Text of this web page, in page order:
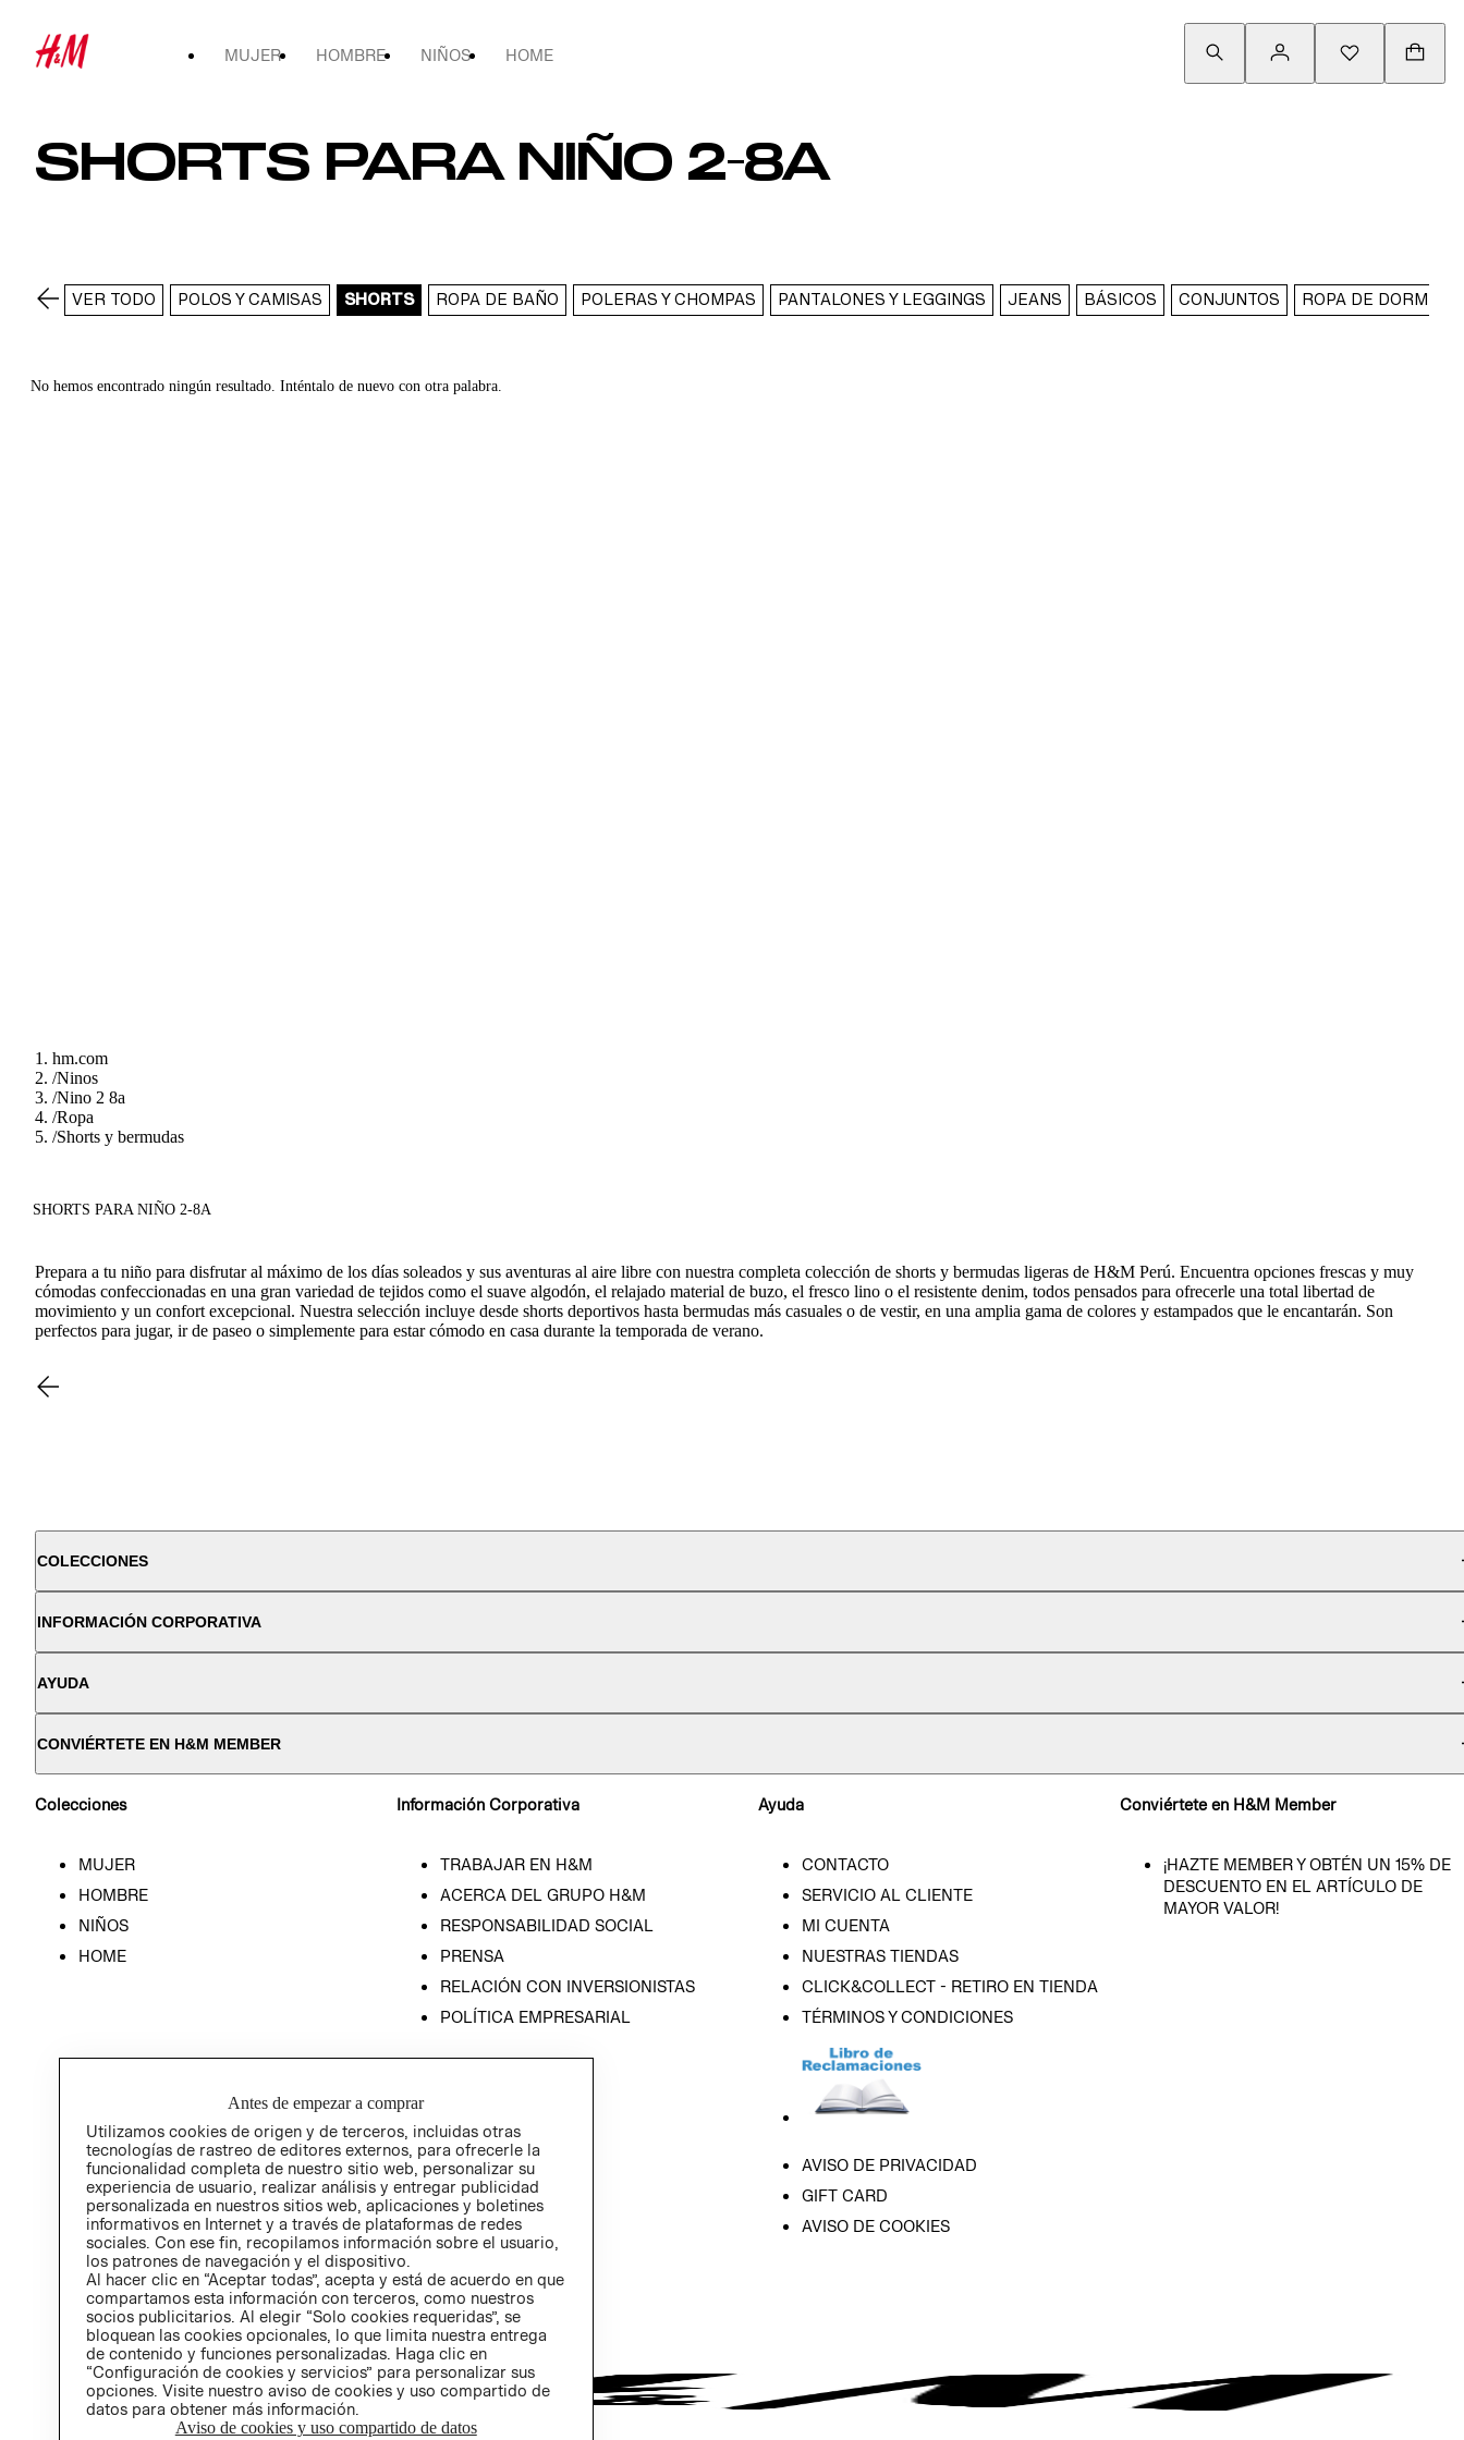
MUJER HOMBRE NIÑOS HOME
SHORTS PARA NIÑO 2-8A
VER TODO POLOS Y CAMISAS SHORTS ROPA DE BAÑO POLERAS Y CHOMPAS PANTALONES Y LEGGINGS JEANS BÁSICOS CONJUNTOS ROPA DE DORMIR
No hemos encontrado ningún resultado. Inténtalo de nuevo con otra palabra.
hm.com
/Ninos
/Nino 2 8a
/Ropa
/Shorts y bermudas
SHORTS PARA NIÑO 2-8A
Prepara a tu niño para disfrutar al máximo de los días soleados y sus aventuras al aire libre con nuestra completa colección de shorts y bermudas ligeras de H&M Perú. Encuentra opciones frescas y muy
cómodas confeccionadas en una gran variedad de tejidos como el suave algodón, el relajado material de buzo, el fresco lino o el resistente denim, todos pensados para ofrecerle una total libertad de
movimiento y un confort excepcional. Nuestra selección incluye desde shorts deportivos hasta bermudas más casuales o de vestir, en una amplia gama de colores y estampados que le encantarán. Son
perfectos para jugar, ir de paseo o simplemente para estar cómodo en casa durante la temporada de verano.
COLECCIONES
INFORMACIÓN CORPORATIVA
AYUDA
CONVIÉRTETE EN H&M MEMBER
Colecciones
MUJER
HOMBRE
NIÑOS
HOME
Información Corporativa
TRABAJAR EN H&M
ACERCA DEL GRUPO H&M
RESPONSABILIDAD SOCIAL
PRENSA
RELACIÓN CON INVERSIONISTAS
POLÍTICA EMPRESARIAL
Ayuda
CONTACTO
SERVICIO AL CLIENTE
MI CUENTA
NUESTRAS TIENDAS
CLICK&COLLECT - RETIRO EN TIENDA
TÉRMINOS Y CONDICIONES
AVISO DE PRIVACIDAD
GIFT CARD
AVISO DE COOKIES
Conviértete en H&M Member
¡HAZTE MEMBER Y OBTÉN UN 15% DE
DESCUENTO EN EL ARTÍCULO DE
MAYOR VALOR!
Antes de empezar a comprar
Utilizamos cookies de origen y de terceros, incluidas otras
tecnologías de rastreo de editores externos, para ofrecerle la
funcionalidad completa de nuestro sitio web, personalizar su
experiencia de usuario, realizar análisis y entregar publicidad
personalizada en nuestros sitios web, aplicaciones y boletines
informativos en Internet y a través de plataformas de redes
sociales. Con ese fin, recopilamos información sobre el usuario,
los patrones de navegación y el dispositivo.
Al hacer clic en “Aceptar todas”, acepta y está de acuerdo en que
compartamos esta información con terceros, como nuestros
socios publicitarios. Al elegir “Solo cookies requeridas”, se
bloquean las cookies opcionales, lo que limita nuestra entrega
de contenido y funciones personalizadas. Haga clic en
“Configuración de cookies y servicios” para personalizar sus
opciones. Visite nuestro aviso de cookies y uso compartido de
datos para obtener más información.
Aviso de cookies y uso compartido de datos